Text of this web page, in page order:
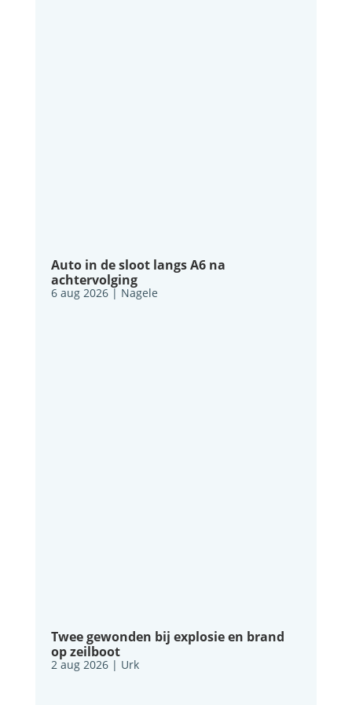
Auto in de sloot langs A6 na
achtervolging
6 aug 2026| Nagele
Twee gewonden bij explosie en brand
op zeilboot
2 aug 2026| Urk